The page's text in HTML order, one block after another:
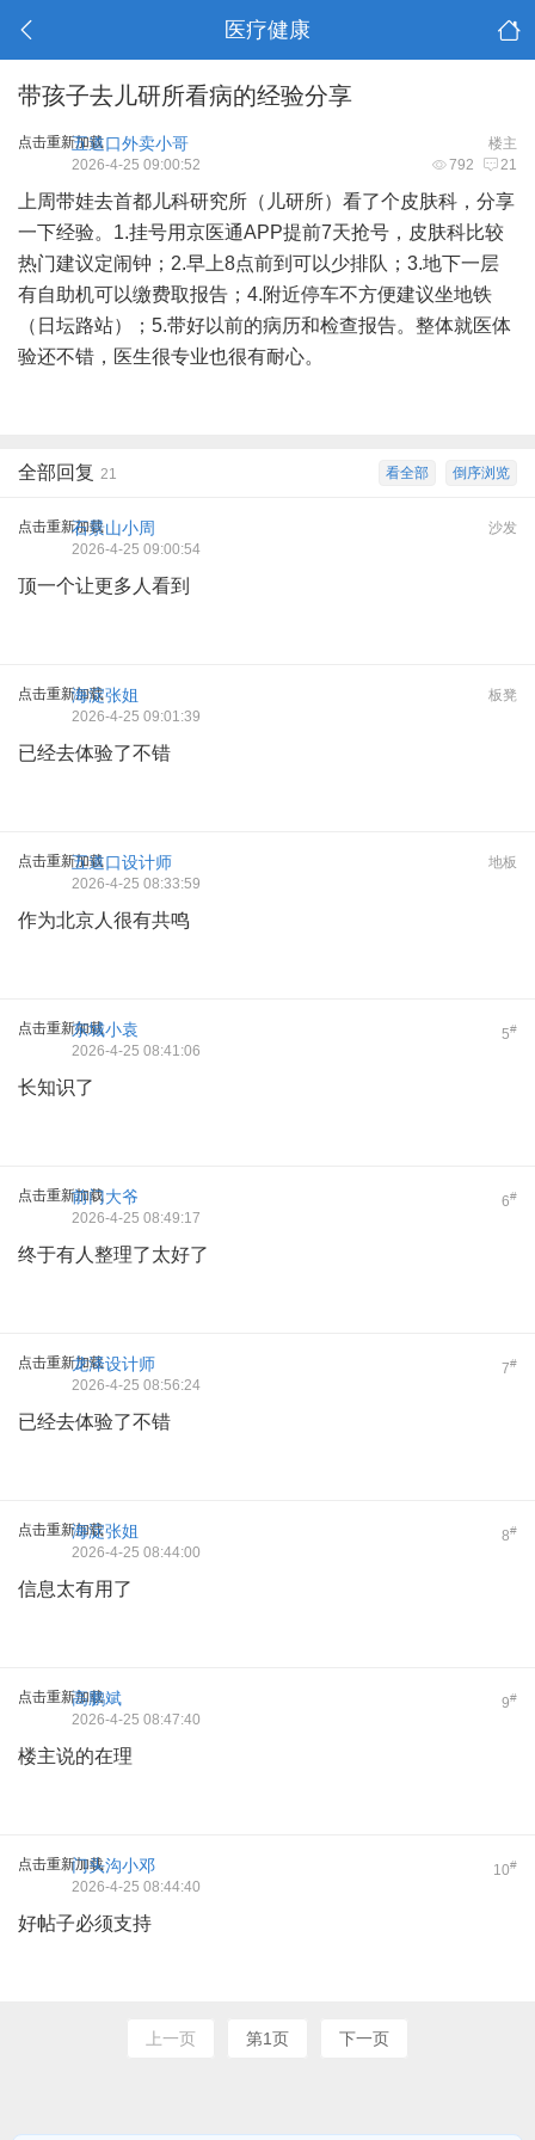
医疗健康
带孩子去儿研所看病的经验分享
点击重新加载 楼主
五道口外卖小哥
792 21
2026-4-25 09:00:52
上周带娃去首都儿科研究所（儿研所）看了个皮肤科，分享
一下经验。1.挂号用京医通APP提前7天抢号，皮肤科比较
热门建议定闹钟；2.早上8点前到可以少排队；3.地下一层
有自助机可以缴费取报告；4.附近停车不方便建议坐地铁
（日坛路站）；5.带好以前的病历和检查报告。整体就医体
验还不错，医生很专业也很有耐心。
倒序浏览
看全部
全部回复 21
点击重新加载 沙发
石景山小周
2026-4-25 09:00:54
顶一个让更多人看到
点击重新加载 板凳
海淀张姐
2026-4-25 09:01:39
已经去体验了不错
点击重新加载 地板
五道口设计师
2026-4-25 08:33:59
作为北京人很有共鸣
点击重新加载 5#
东城小袁
2026-4-25 08:41:06
长知识了
点击重新加载 6#
前门大爷
2026-4-25 08:49:17
终于有人整理了太好了
点击重新加载 7#
龙泽设计师
2026-4-25 08:56:24
已经去体验了不错
点击重新加载 8#
海淀张姐
2026-4-25 08:44:00
信息太有用了
点击重新加载 9#
高鹏斌
2026-4-25 08:47:40
楼主说的在理
点击重新加载 10#
门头沟小邓
2026-4-25 08:44:40
好帖子必须支持
上一页 第1页 下一页